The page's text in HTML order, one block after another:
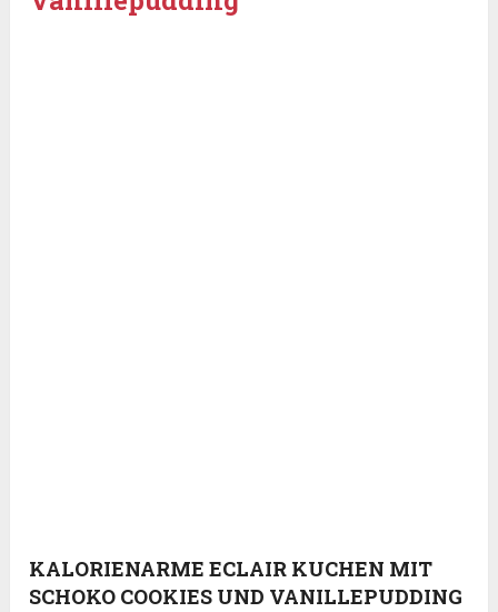
KALORIENARME ECLAIR KUCHEN MIT
SCHOKO COOKIES UND VANILLEPUDDING